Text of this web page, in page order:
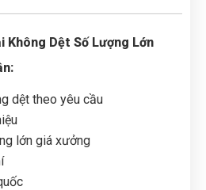
Không Dệt Số Lượng Lớn
dệt theo yêu cầu
lớn giá xưởng